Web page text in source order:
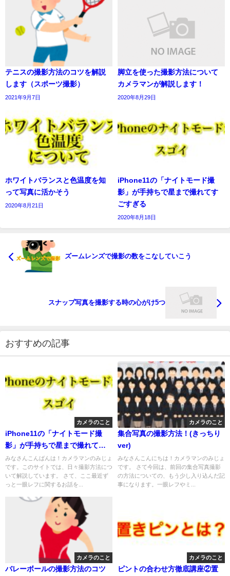
テニスの撮影方法のコツを解説
します（スポーツ撮影）
2021年9月7日
脚立を使った撮影方法について
カメラマンが解説します！
2020年8月29日
ホワイトバランスと色温度を知
って写真に活かそう
2020年8月21日
iPhone11の「ナイトモード撮
影」が手持ちで星まで撮れてす
ごすぎる
2020年8月18日
ズームレンズで撮影の数をこなしていこう
スナップ写真を撮影する時の心がけ5つ
おすすめの記事
カメラのこと
iPhone11の「ナイトモード撮
影」が手持ちで星まで撮れてす
ごすぎる
みなさんこんばんは！カメラマンのみじょ
です。このサイトでは、日々撮影方法につ
いて解説しています。 さて、ここ最近ず
っと一眼レフに関するお話を...
カメラのこと
集合写真の撮影方法！(きっちり
ver)
みなさんこんにちは！カメラマンのみじょ
です。 さて今回は、前回の集合写真撮影
の方法についての、もう少し入り込んだ記
事になります。一眼レフやミ...
カメラのこと
バレーボールの撮影方法のコツ
カメラのこと
ピントの合わせ方徹底講座②置